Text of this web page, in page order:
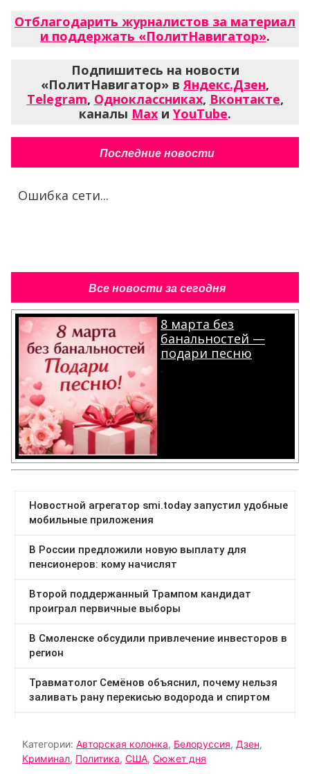
Отблагодарить журналистов за материал
и поддержать «ПолитНавигатор».
Подпишитесь на новости
«ПолитНавигатор» вЯндекс.Дзен,
Telegram, Одноклассниках, Вконтакте,
каналы Max и YouTube.
Последние новости
Ошибка сети...
Все новости за сегодня
8 марта без
банальностей —
подари песню
.
Категории: Авторская колонка, Белоруссия, Дзен,
Криминал, Политика, США, Сюжет дня